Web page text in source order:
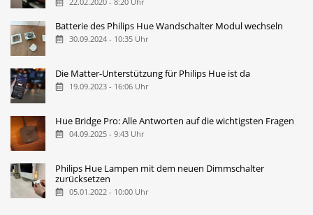
Batterie des Philips Hue Wandschalter Modul wechseln
30.09.2024 - 10:35 Uhr
Die Matter-Unterstützung für Philips Hue ist da
19.09.2023 - 16:06 Uhr
Hue Bridge Pro: Alle Antworten auf die wichtigsten Fragen
04.09.2025 - 9:43 Uhr
Philips Hue Lampen mit dem neuen Dimmschalter
zurücksetzen
05.01.2022 - 10:00 Uhr